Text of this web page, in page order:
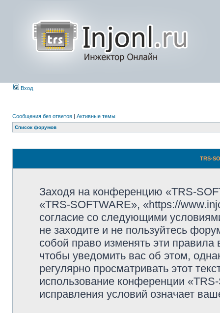
Вход
Сообщения без ответов | Активные темы
Список форумов
TRS-
Заходя на конференцию «TRS-
«TRS-SOFTWARE», «https://
согласие со следующими
не заходите и не пользуйтесь
собой право изменять эти
чтобы уведомить вас об этом,
регулярно просматривать этот
использование конференции
исправления условий означает